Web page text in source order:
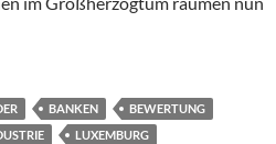
Notenbank beichtet
BANKEN
BEWERTUNG
LUXEMBURG